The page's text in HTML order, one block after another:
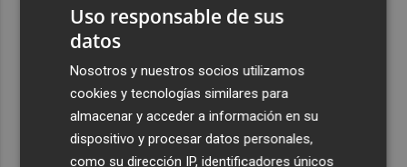
Uso responsable de sus
datos
Nosotros y nuestros socios utilizamos
cookies y tecnologías similares para
almacenar y acceder a información en su
dispositivo y procesar datos personales,
como su dirección IP, identificadores únicos